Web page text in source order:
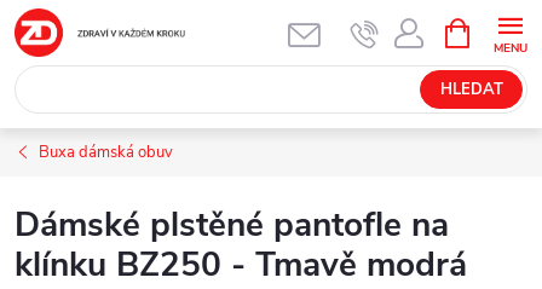
Přejít
na
obsah
HLEDAT
NÁKUPNÍ
KOŠÍK
Buxa dámská obuv
Dámské plstěné pantofle na
klínku BZ250 - Tmavě modrá